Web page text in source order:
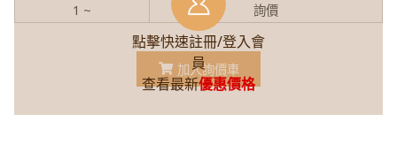
點擊快速註冊/登入會
員
查看最新優惠價格
1 ~
詢價
加入詢價車